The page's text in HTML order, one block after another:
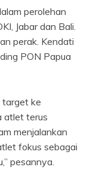
perolehan
Jabar dan Bali.
perak. Kendati
PON Papua
target ke
atlet terus
menjalankan
fokus sebagai
pesannya.